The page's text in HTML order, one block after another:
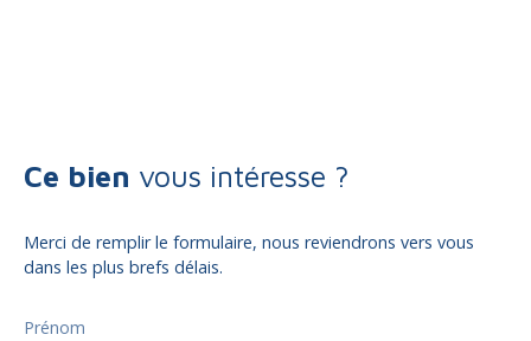
Ce bien vous intéresse ?
Merci de remplir le formulaire, nous reviendrons vers vous
dans les plus brefs délais.
Prénom